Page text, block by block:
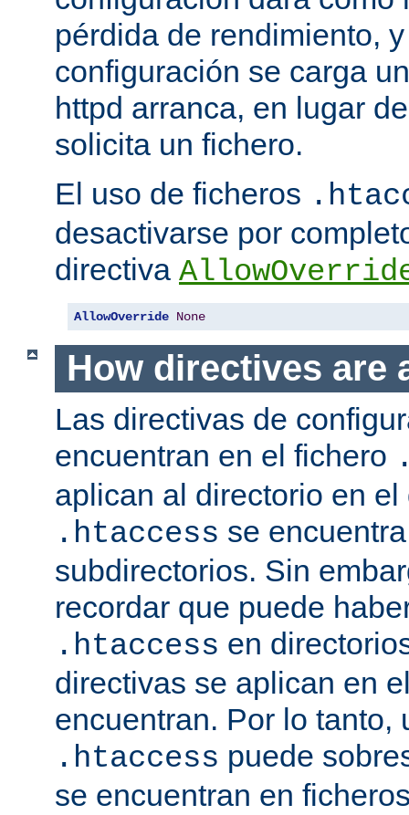
pérdida de rendimiento,
configuración se carga
httpd arranca, en lugar
solicita un fichero.
El uso de ficheros
desactivarse por
directiva
AllowOverride None
How directives are
Las directivas de
encuentran en el fichero
aplican al directorio en
.htaccess se
subdirectorios. Sin
recordar que puede
.htaccess en
directivas se aplican en
encuentran. Por lo tanto,
.htaccess puede
se encuentran en